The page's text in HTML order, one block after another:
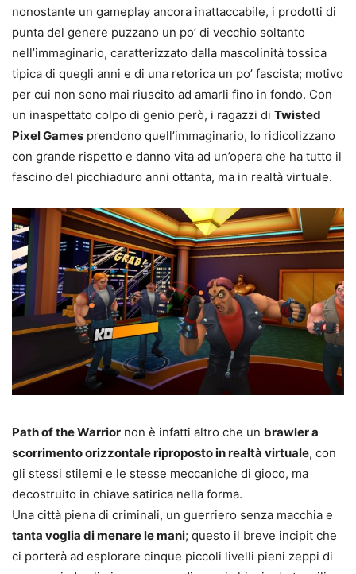
nonostante un gameplay ancora inattaccabile, i prodotti di
punta del genere puzzano un po’ di vecchio soltanto
nell’immaginario, caratterizzato dalla mascolinità tossica
tipica di quegli anni e di una retorica un po’ fascista; motivo
per cui non sono mai riuscito ad amarli fino in fondo. Con
un inaspettato colpo di genio però, i ragazzi di Twisted
Pixel Games prendono quell’immaginario, lo ridicolizzano
con grande rispetto e danno vita ad un’opera che ha tutto il
fascino del picchiaduro anni ottanta, ma in realtà virtuale.
Path of the Warrior non è infatti altro che un brawler a
scorrimento orizzontale riproposto in realtà virtuale, con
gli stessi stilemi e le stesse meccaniche di gioco, ma
decostruito in chiave satirica nella forma.
Una città piena di criminali, un guerriero senza macchia e
tanta voglia di menare le mani; questo il breve incipit che
ci porterà ad esplorare cinque piccoli livelli pieni zeppi di